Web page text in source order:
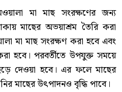
মা মাছ সংরক্ষণের জন্য
মাছের অভয়াশ্রম তৈরি করা
মা মাছ সংরক্ষণ করা হবে এবং
হবে। পরবর্তীতে উপযুক্ত সময়ে
দেওয়া হবে। এর ফলে মাছের
মাছের উৎপাদনও বৃদ্ধি পাবে।